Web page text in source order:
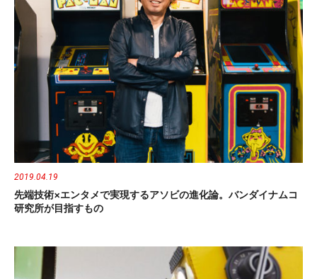
2019.04.19
先端技術×エンタメで実現するアソビの進化論。バンダイナムコ
研究所が目指すもの